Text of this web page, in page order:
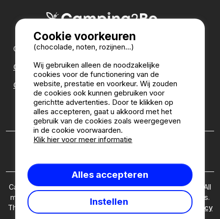
Onze partners:
CampingDirect
CampingStreetView
CAMPINGGIDS
Camping2Be.com ©2026 Camping2Be, all rights reserved. All
media and pictures are property of their respective owners.
This site is protected by reCAPTCHA and the Google
Privacy
Cookie voorkeuren
(chocolade, noten, rozijnen...)
Wij gebruiken alleen de noodzakelijke
cookies voor de functionering van de
website, prestatie en voorkeur. Wij zouden
de cookies ook kunnen gebruiken voor
gerichtte advertenties. Door te klikken op
alles accepteren, gaat u akkoord met het
gebruik van de cookies zoals weergegeven
in de cookie voorwaarden.
Klik hier voor meer informatie
Alles accepteren
Instellen